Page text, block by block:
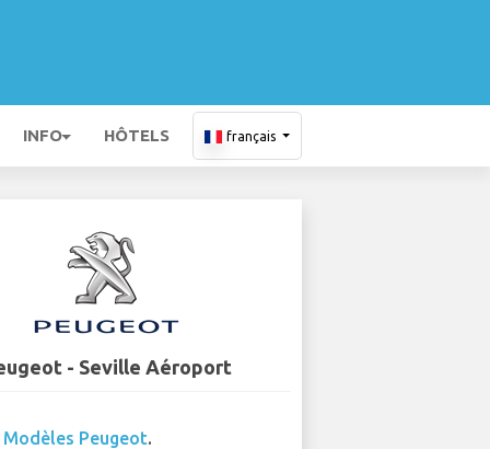
INFO HÔTELS français
- Seville Aéroport
Modèles Peugeot.